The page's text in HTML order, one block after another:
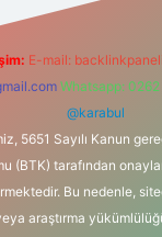
E-mail:
Whatsapp:
@karabul
5651 Sayılı Kanun
(BTK) tarafından
Bu nedenle,
araştırma